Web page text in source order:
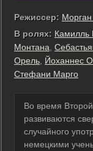
Режиссер:
В ролях: Камилль
Монтана
Орель Йоханнес
Стефани Марго
Во время
развиваются
случайного
немецкими